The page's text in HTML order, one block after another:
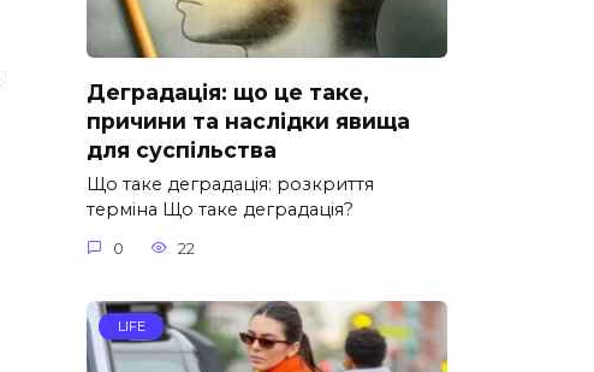
Деградація: що це таке,
причини та наслідки явища
для суспільства
Що таке деградація: розкриття
терміна Що таке деградація?
0 22
LIFE